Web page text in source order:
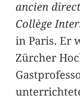
ancien
Collège
in Paris. Er
Zürcher